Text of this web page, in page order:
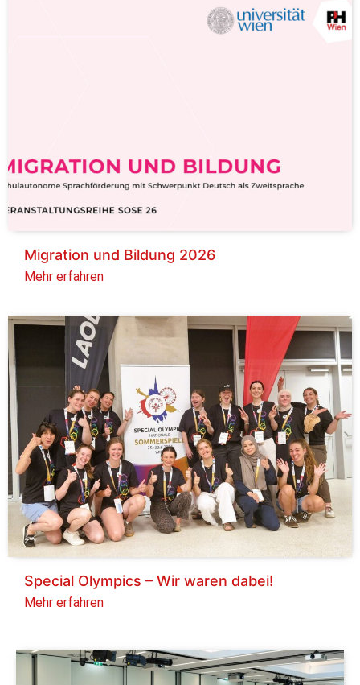
Migration und Bildung 2026
Mehr erfahren
Special Olympics – Wir waren dabei!
Mehr erfahren